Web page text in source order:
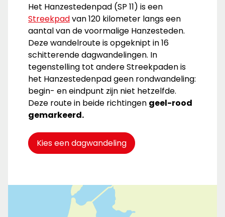
Het Hanzestedenpad (SP 11) is een
Streekpadvan 120 kilometer langs een
aantal van de voormalige Hanzesteden.
Deze wandelroute is opgeknipt in 16
schitterende dagwandelingen. In
tegenstelling tot andere Streekpaden is
het Hanzestedenpad geen rondwandeling:
begin- en eindpunt zijn niet hetzelfde.
Deze route in beide richtingen geel-rood
gemarkeerd.
Kies een dagwandeling